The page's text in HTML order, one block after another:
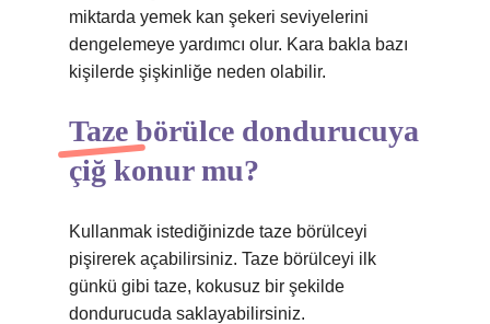
miktarda yemek kan şekeri seviyelerini
dengelemeye yardımcı olur. Kara bakla bazı
kişilerde şişkinliğe neden olabilir.
Taze börülce dondurucuya
çiğ konur mu?
Kullanmak istediğinizde taze börülceyi
pişirerek açabilirsiniz. Taze börülceyi ilk
günkü gibi taze, kokusuz bir şekilde
dondurucuda saklayabilirsiniz.